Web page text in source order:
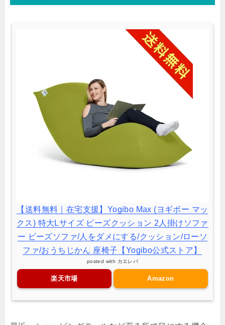
【送料無料｜在宅支援】Yogibo Max (ヨギボー マッ
クス) 特大Lサイズ ビーズクッション 2人掛けソファ
ー ビーズソファ/人をダメにする/クッション/ローソ
ファ/おうちじかん 座椅子【Yogibo公式ストア】
posted with カエレバ
楽天市場 Amazon